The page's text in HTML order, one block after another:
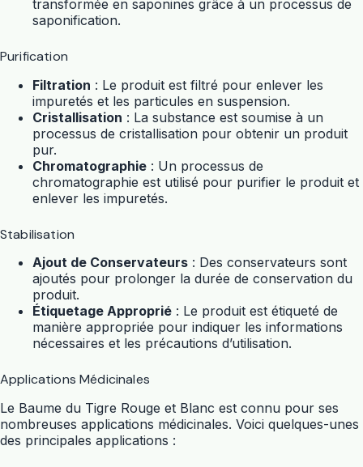
transformée en saponines grâce à un processus de
saponification.
Purification
Filtration : Le produit est filtré pour enlever les
impuretés et les particules en suspension.
Cristallisation : La substance est soumise à un
processus de cristallisation pour obtenir un produit
pur.
Chromatographie : Un processus de
chromatographie est utilisé pour purifier le produit et
enlever les impuretés.
Stabilisation
Ajout de Conservateurs : Des conservateurs sont
ajoutés pour prolonger la durée de conservation du
produit.
Étiquetage Approprié : Le produit est étiqueté de
manière appropriée pour indiquer les informations
nécessaires et les précautions d’utilisation.
Applications Médicinales
Le Baume du Tigre Rouge et Blanc est connu pour ses
nombreuses applications médicinales. Voici quelques-unes
des principales applications :